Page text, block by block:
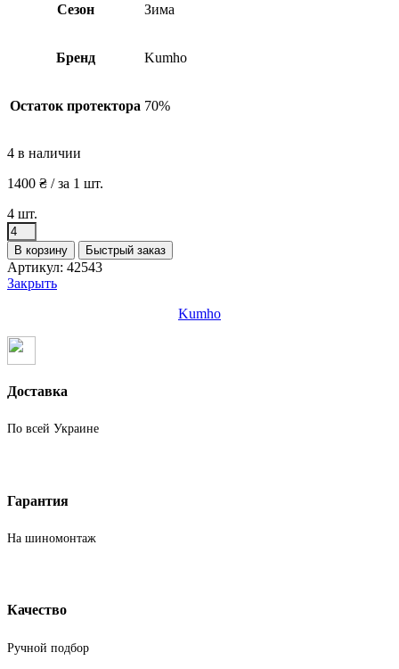
Сезон Зима
Бренд Kumho
Остаток протектора 70%
4 в наличии
1400 ₴ / за 1 шт.
4 шт.
Количество
товара
Шины
бу
225
Зима
Kumho
В корзину Быстрый заказ
Артикул: 42543
Закрыть
Kumho
Доставка
По всей Украине
Гарантия
На шиномонтаж
Качество
Ручной подбор